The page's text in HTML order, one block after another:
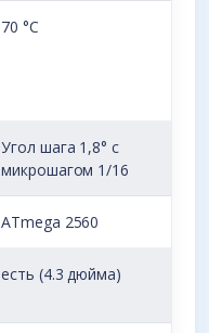
70 °С
Угол шага 1,8° с
микрошагом 1/16
ATmega 2560
есть (4.3 дюйма)